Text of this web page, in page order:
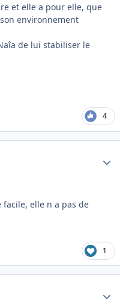
et elle a pour elle, que
environnement
de lui stabiliser le
4
facile, elle n a pas de
1